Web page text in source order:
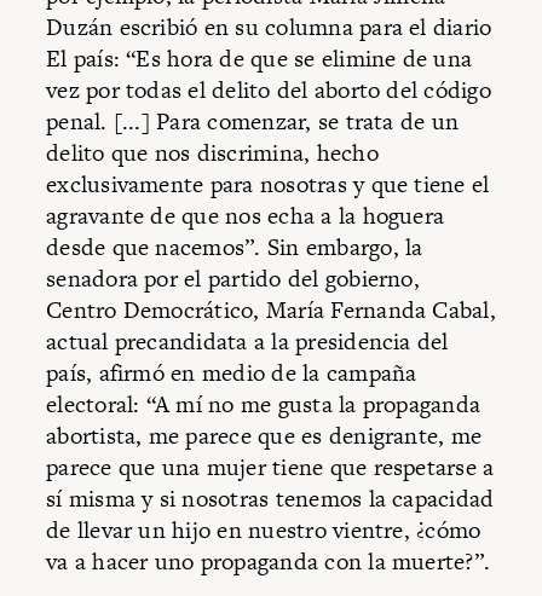
Duzán escribió en su columna para el diario
El país: “Es hora de que se elimine de una
vez por todas el delito del aborto del código
penal. [...] Para comenzar, se trata de un
delito que nos discrimina, hecho
exclusivamente para nosotras y que tiene el
agravante de que nos echa a la hoguera
desde que nacemos”. Sin embargo, la
senadora por el partido del gobierno,
Centro Democrático, María Fernanda Cabal,
actual precandidata a la presidencia del
país, afirmó en medio de la campaña
electoral: “A mí no me gusta la propaganda
abortista, me parece que es denigrante, me
parece que una mujer tiene que respetarse a
sí misma y si nosotras tenemos la capacidad
de llevar un hijo en nuestro vientre, ¿cómo
va a hacer uno propaganda con la muerte?”.